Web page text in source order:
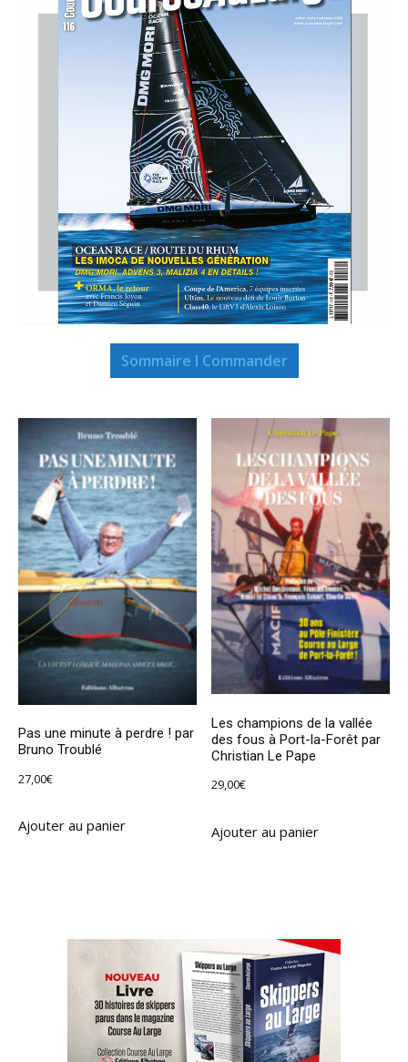
Sommaire I Commander
Pas une minute à perdre ! par
Bruno Troublé
27,00€
Ajouter au panier
Les champions de la vallée
des fous à Port-la-Forêt par
Christian Le Pape
29,00€
Ajouter au panier